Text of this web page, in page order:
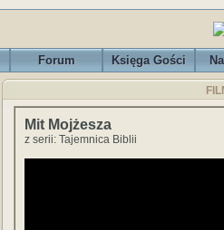
Forum Księga Gości
Mit Mojżesza
z serii: Tajemnica Biblii